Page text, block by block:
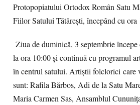
ProtopopiatuluiOrtodoxRomânSatu
FiilorSatuluiTătăreşti, începândcuora
Ziuadeduminică, 3 septembrieîncepe
laora 10:00şicontinuăcuprogramul
încentrulsatului. Artiștii folclorici care
sunt: Rafila Bărbos, Adide laSatu
Maria CarmenSas, Ansamblul